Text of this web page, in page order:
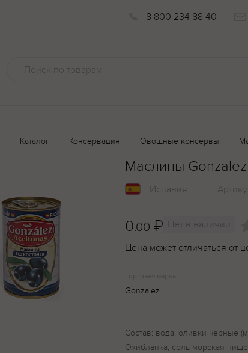
8 800 234 88 40
Каталог Консервация Овощные консервы
Маслины
Испания
0.00 ₽ Нет в наличии
Цена может отличаться от
Торговая марка
Gonzalez
Состав: вода, оливки черные
Охибланка, соль морская